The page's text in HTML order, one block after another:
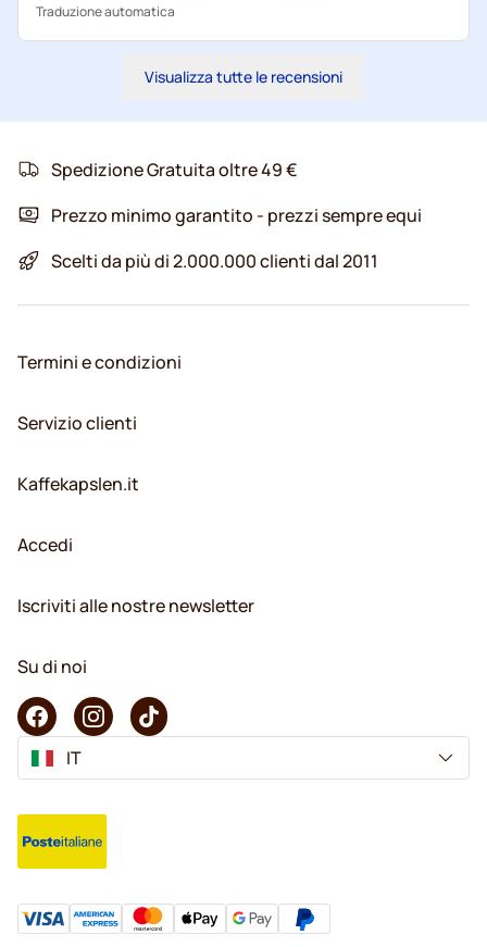
Traduzione automatica
Visualizza tutte le recensioni
Spedizione Gratuita oltre 49 €
Prezzo minimo garantito - prezzi sempre equi
Scelti da più di 2.000.000 clienti dal 2011
Termini e condizioni
Servizio clienti
Kaffekapslen.it
Accedi
Iscriviti alle nostre newsletter
Su di noi
IT